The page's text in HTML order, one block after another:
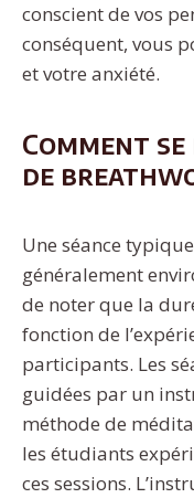
conscient de vos
conséquent, vous
et votre anxiété.
Comment
de
Une séance
généralement
de noter que la
fonction de
participants. Les
guidées par un
méthode de
les étudiants
ces sessions.